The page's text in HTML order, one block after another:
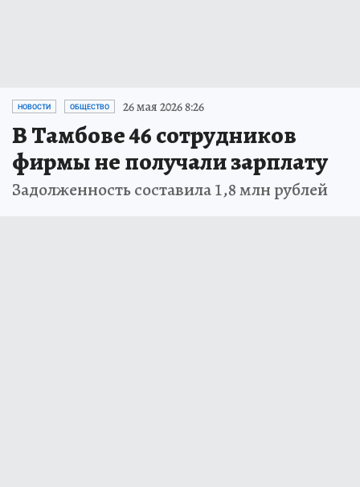
НОВОСТИ ОБЩЕСТВО 26 мая 2026 8:26
В Тамбове 46 сотрудников
фирмы не получали зарплату
Задолженность составила 1,8 млн рублей